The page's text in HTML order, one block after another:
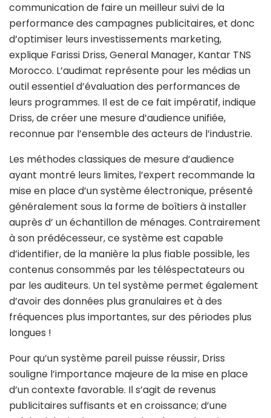
communication de faire un meilleur suivi de la
performance des campagnes publicitaires, et donc
d’optimiser leurs investissements marketing,
explique Farissi Driss, General Manager, Kantar TNS
Morocco. L’audimat représente pour les médias un
outil essentiel d’évaluation des performances de
leurs programmes. Il est de ce fait impératif, indique
Driss, de créer une mesure d’audience unifiée,
reconnue par l’ensemble des acteurs de l’industrie.
Les méthodes classiques de mesure d’audience
ayant montré leurs limites, l’expert recommande la
mise en place d’un système électronique, présenté
généralement sous la forme de boîtiers à installer
auprès d’ un échantillon de ménages. Contrairement
à son prédécesseur, ce système est capable
d’identifier, de la manière la plus fiable possible, les
contenus consommés par les téléspectateurs ou
par les auditeurs. Un tel système permet également
d’avoir des données plus granulaires et à des
fréquences plus importantes, sur des périodes plus
longues !
Pour qu’un système pareil puisse réussir, Driss
souligne l’importance majeure de la mise en place
d’un contexte favorable. Il s’agit de revenus
publicitaires suffisants et en croissance; d’une